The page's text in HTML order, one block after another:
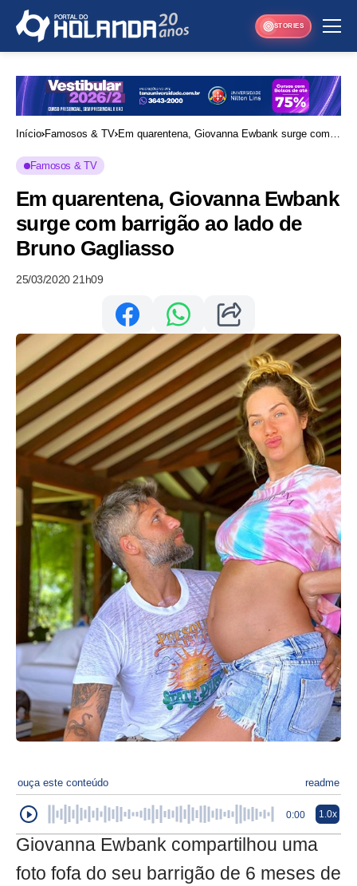
STORIES
Início Famosos & TV Em quarentena, Giovanna Ewbank surge com
Famosos & TV
Em quarentena, Giovanna Ewbank
surge com barrigão ao lado de
Bruno Gagliasso
25/03/2020 21h09
ouça este conteúdo readme
0:00 1.0x
Giovanna Ewbank compartilhou uma
foto fofa do seu barrigão de 6 meses de